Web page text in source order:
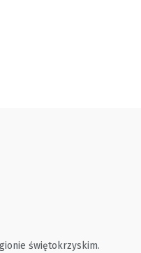
świętokrzyskim.